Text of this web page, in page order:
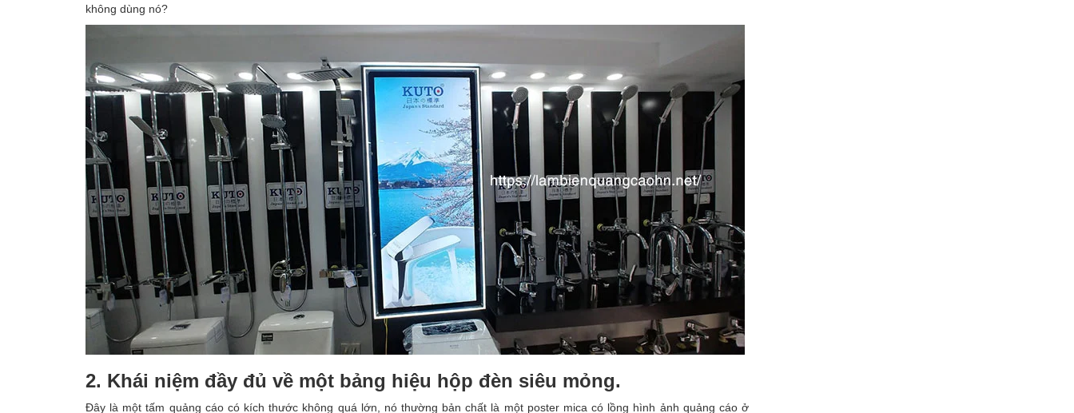
không dùng nó?
2. Khái niệm đầy đủ về một bảng hiệu hộp đèn siêu mỏng.
Đây là một tấm quảng cáo có kích thước không quá lớn, nó thường bản chất là một poster mica có lồng hình ảnh quảng cáo ở